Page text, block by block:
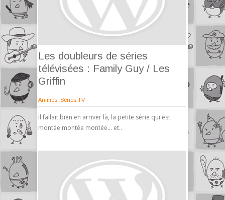
Les doubleurs de séries
télévisées : Family Guy / Les
Griffin
Animes Séries TV
Il fallait bien en arriver là, la petite série qui est
montée montée montée… et..